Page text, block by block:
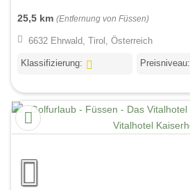
25,5 km (Entfernung von Füssen)
6632 Ehrwald, Tirol, Österreich
Klassifizierung: Preisniveau: